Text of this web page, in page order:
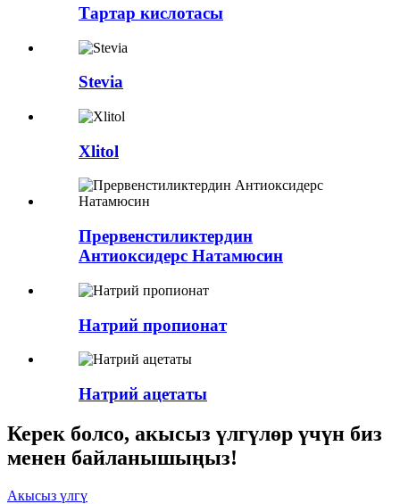
Тартар кислотасы
Stevia
Xlitol
Прервенстиликтердин
Антиоксидерс Натамюсин
Натрий пропионат
Натрий ацетаты
Керек болсо, акысыз үлгүлөр үчүн биз
менен байланышыңыз!
Акысыз үлгү